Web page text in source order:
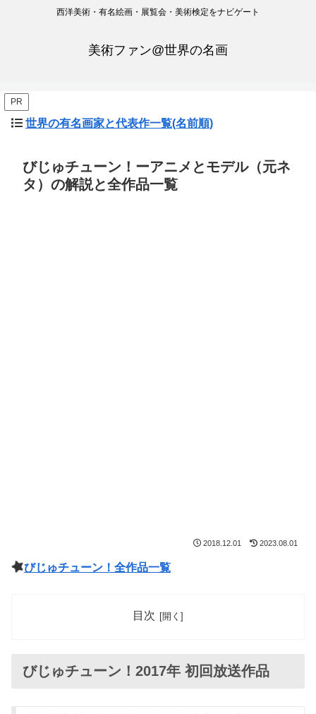
西洋美術・有名絵画・展覧会・美術検定をナビゲート
美術ファン@世界の名画
PR
世界の有名画家と代表作一覧(名前順)
びじゅチューン！ーアニメとモデル（元ネ
タ）の解説と全作品一覧
2018.12.01 2023.08.01
びじゅチューン！全作品一覧
目次
びじゅチューン！2017年 初回放送作品